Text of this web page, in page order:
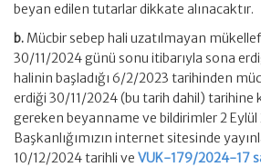
beyan edilen tutarlar dikkate alınacaktır.
b. Mücbir sebep hali uzatılmayan
30/11/2024 günü sonu itibarıyla sona
halinin başladığı 6/2/2023 tarihinden
erdiği 30/11/2024 (bu tarih dahil) tarihine
gereken beyanname ve bildirimler 2
Başkanlığımızın internet sitesinde
10/12/2024 tarihli ve VUK-179/2024-17